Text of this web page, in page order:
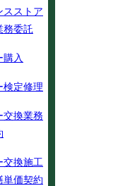
スストア
務委託
入
検定修理
交換業務
交換施工
単価契約